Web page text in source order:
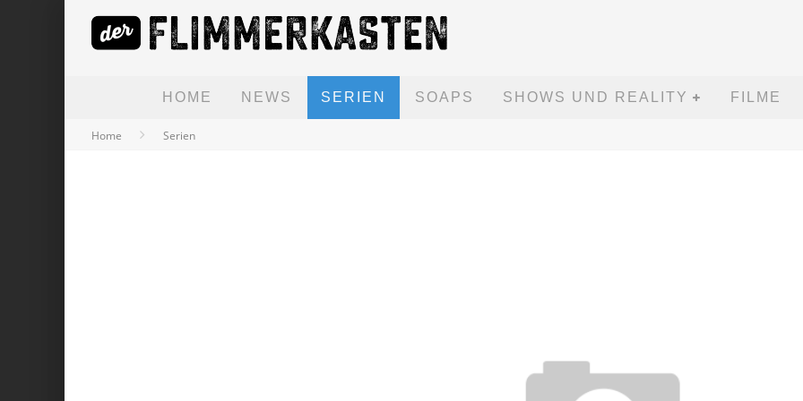
HOME NEWS SERIEN SOAPS SHOWS UND REALITY FILME
Home Serien